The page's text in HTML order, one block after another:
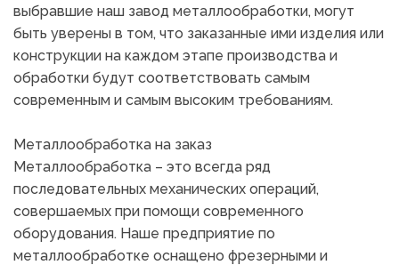
выбравшие наш завод металлообработки, могут
быть уверены в том, что заказанные ими изделия или
конструкции на каждом этапе производства и
обработки будут соответствовать самым
современным и самым высоким требованиям.
Металлообработка на заказ
Металлообработка – это всегда ряд
последовательных механических операций,
совершаемых при помощи современного
оборудования. Наше предприятие по
металлообработке оснащено фрезерными и